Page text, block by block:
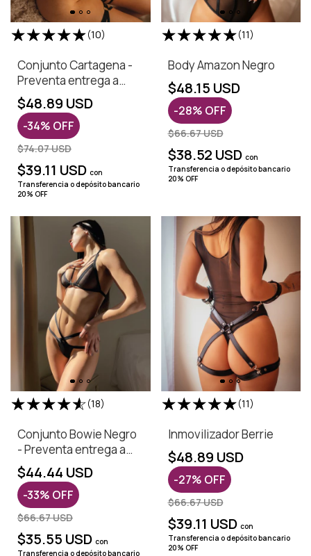
(10)
Conjunto Cartagena -
Preventa entrega a
partir del 18 de Agosto
$48.89 USD
-34% OFF
$74.07 USD
$39.11 USD con
Transferencia o depósito bancario
20% OFF
(11)
Body Amazon Negro
$48.15 USD
-28% OFF
$66.67 USD
$38.52 USD con
Transferencia o depósito bancario
20% OFF
(18)
Conjunto Bowie Negro
- Preventa entrega a
partir del 12 de Agosto
$44.44 USD
-33% OFF
$66.67 USD
$35.55 USD con
Transferencia o depósito bancario
(11)
Inmovilizador Berrie
$48.89 USD
-27% OFF
$66.67 USD
$39.11 USD con
Transferencia o depósito bancario
20% OFF